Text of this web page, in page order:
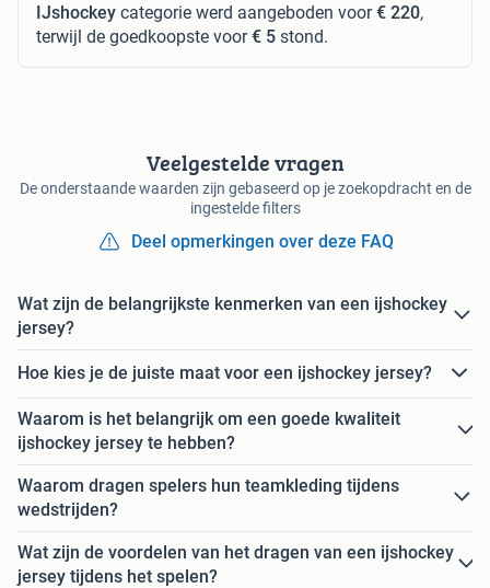
IJshockey categorie werd aangeboden voor€ 220,
terwijl de goedkoopste voor€ 5 stond.
Veelgestelde vragen
De onderstaande waarden zijn gebaseerd op je zoekopdracht en de
ingestelde filters
Deel opmerkingen over deze FAQ
Wat zijn de belangrijkste kenmerken van een ijshockey
jersey?
Hoe kies je de juiste maat voor een ijshockey jersey?
Waarom is het belangrijk om een goede kwaliteit
ijshockey jersey te hebben?
Waarom dragen spelers hun teamkleding tijdens
wedstrijden?
Wat zijn de voordelen van het dragen van een ijshockey
jersey tijdens het spelen?